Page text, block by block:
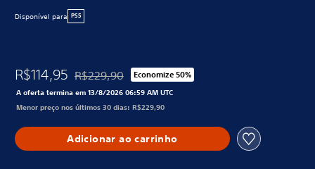
Disponível para PS5
R$114,95 Desconto aplicado no preço original de R$229,90
R$229,90 Economize 50%
A oferta termina em 13/8/2026 06:59 AM UTC
Menor preço nos últimos 30 dias: R$229,90
Adicionar ao carrinho